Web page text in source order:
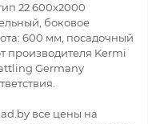
22 600x2000
боковое
600 мм, посадочный
производителя Kermi
Germany
все цены на